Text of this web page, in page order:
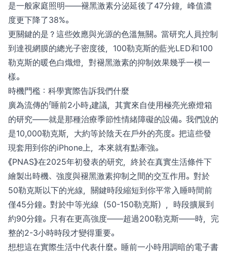
是一般家庭照明——褪黑激素分泌延後了47分鐘，峰值濃
度更下降了38%。
更關鍵的是？這些效應與光源的色溫無關。當研究人員控制
到達視網膜的總光子密度後，100勒克斯的藍光LED和100
勒克斯的暖色白熾燈，對褪黑激素的抑制效果幾乎一模一
樣。
時機門檻：科學實際告訴我們什麼
廣為流傳的「睡前2小時」建議，其實來自使用極亮光療燈箱
的研究——就是那種治療季節性情緒障礙的設備。我們說的
是10,000勒克斯，大約等於陰天在戶外的亮度。把這些發
現套用到你的iPhone上，本來就有點牽強。
《PNAS》在2025年初發表的研究，終於在真實生活條件下
繪製出時機、強度與褪黑激素抑制之間的交互作用。對於
50勒克斯以下的光線，關鍵時段縮短到你平常入睡時間前
僅45分鐘。對於中等光線（50-150勒克斯），時段擴展到
約90分鐘。只有在更高強度——超過200勒克斯——時，完
整的2-3小時時段才變得重要。
想想這在實際生活中代表什麼。睡前一小時用調暗的電子書